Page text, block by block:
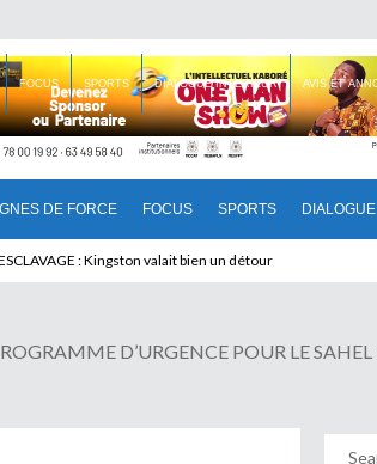
DE FORCE FOCUS SPORTS
FOCUS SPORTS DIALOGUE INTERIEUR AVIS ET
: Kingston valait bien un détour
D’URGENCE POUR LE SAHEL :